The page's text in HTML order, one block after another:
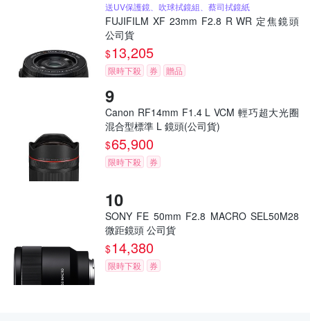
送UV保護鏡、吹球拭鏡組、蔡司拭鏡紙
FUJIFILM XF 23mm F2.8 R WR 定焦鏡頭
公司貨
$13,205
限時下殺 券 贈品
Canon RF14mm F1.4 L VCM 輕巧超大光圈
混合型標準 L 鏡頭(公司貨)
$65,900
限時下殺 券
SONY FE 50mm F2.8 MACRO SEL50M28
微距鏡頭 公司貨
$14,380
限時下殺 券